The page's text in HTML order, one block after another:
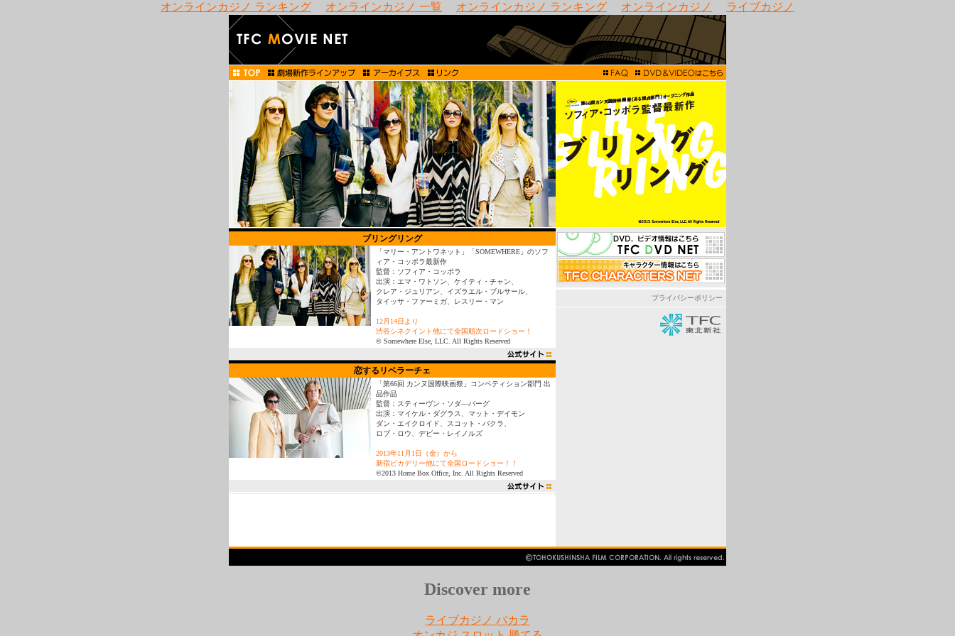
オンラインカジノ ランキング オンラインカジノ 一覧 オンラインカジノ ランキング オンラインカジノ ライブカジノ
ブリングリング
「マリー・アントワネット」「SOMEWHERE」のソフ
ィア・コッポラ最新作
監督：ソフィア・コッポラ
出演：エマ・ワトソン、ケイティ・チャン、
クレア・ジュリアン、イズラエル・ブルサール、
タイッサ・ファーミガ、レスリー・マン
12月14日より
渋谷シネクイント他にて全国順次ロードショー！
© Somewhere Else, LLC. All Rights Reserved
恋するリベラーチェ
「第66回 カンヌ国際映画祭」コンペティション部門 出
品作品
監督：スティーヴン・ソダ―バーグ
出演：マイケル・ダグラス、マット・デイモン
ダン・エイクロイド、スコット・バクラ、
ロブ・ロウ、デビー・レイノルズ
2013年11月1日（金）から
新宿ピカデリー他にて全国ロードショー！！
©2013 Home Box Office, Inc. All Rights Reserved
プライバシーポリシー
Discover more
ライブカジノ バカラ